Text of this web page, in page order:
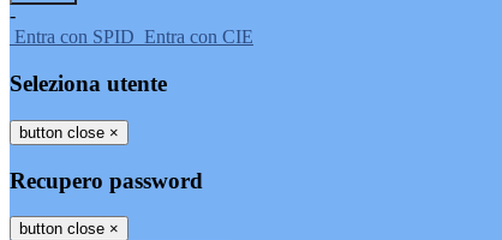
-
Entra con SPID Entra con CIE
Seleziona utente
button close ×
Recupero password
button close ×